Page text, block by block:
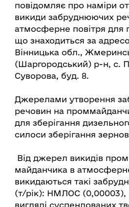
повідомляє про наміри
викиди забруднюючих
атмосферне повітря для
що знаходиться за
Вінницька обл.,
(Шаргородський) р-н, с.
Суворова, буд. 8.
Джерелами утворення
речовин на
для зберігання
силоси зберігання
Від джерел викидів
майданчика в
викидаються такі
(т/рік): НМЛОС (0,00003),
вигляді суспендованих